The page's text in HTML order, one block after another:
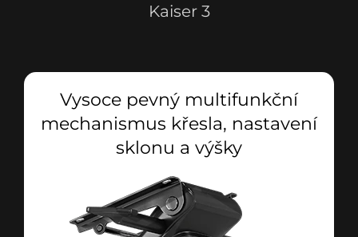
Kaiser 3
Vysoce pevný multifunkční
mechanismus křesla, nastavení
sklonu a výšky